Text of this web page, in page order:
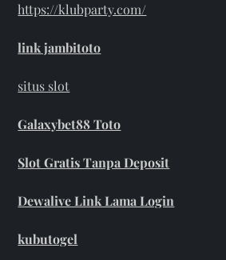
https://klubparty.com/
link jambitoto
situs slot
Galaxybet88 Toto
Slot Gratis Tanpa Deposit
Dewalive Link Lama Login
kubutogel